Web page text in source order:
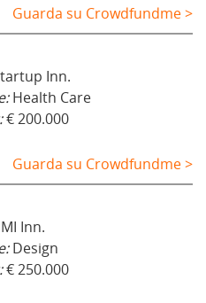
Guarda su Crowdfundme >
Inn.
Health Care
€ 200.000
Guarda su Crowdfundme >
Inn.
Design
€ 250.000